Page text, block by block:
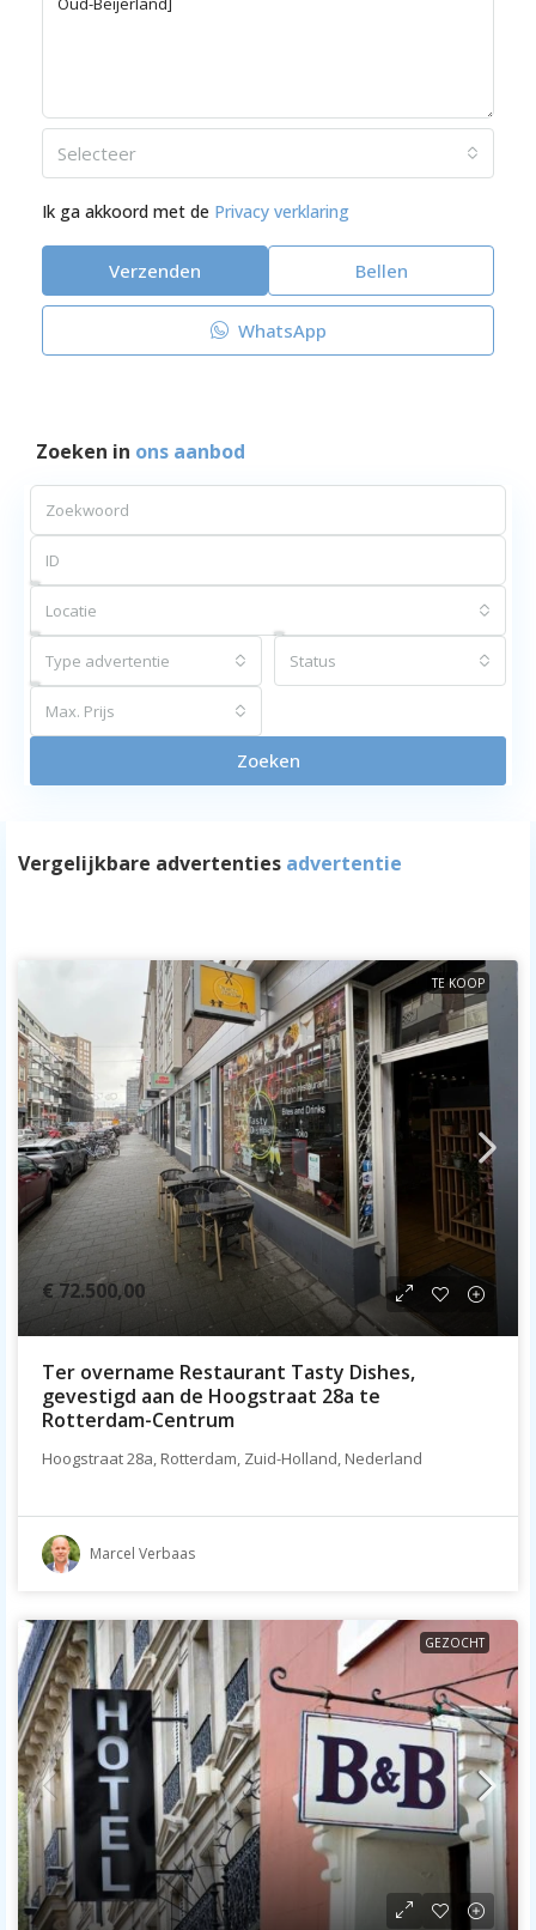
Selecteer
Ik ga akkoord met de Privacy verklaring
Verzenden Bellen
WhatsApp
Zoeken in ons aanbod
Locatie
Type advertentie Status
Max. Prijs
Zoeken
Vergelijkbare advertenties advertentie
TE KOOP
€ 72.500,00
Ter overname Restaurant Tasty Dishes,
gevestigd aan de Hoogstraat 28a te
Rotterdam-Centrum
Hoogstraat 28a, Rotterdam, Zuid-Holland, Nederland
Marcel Verbaas
GEZOCHT